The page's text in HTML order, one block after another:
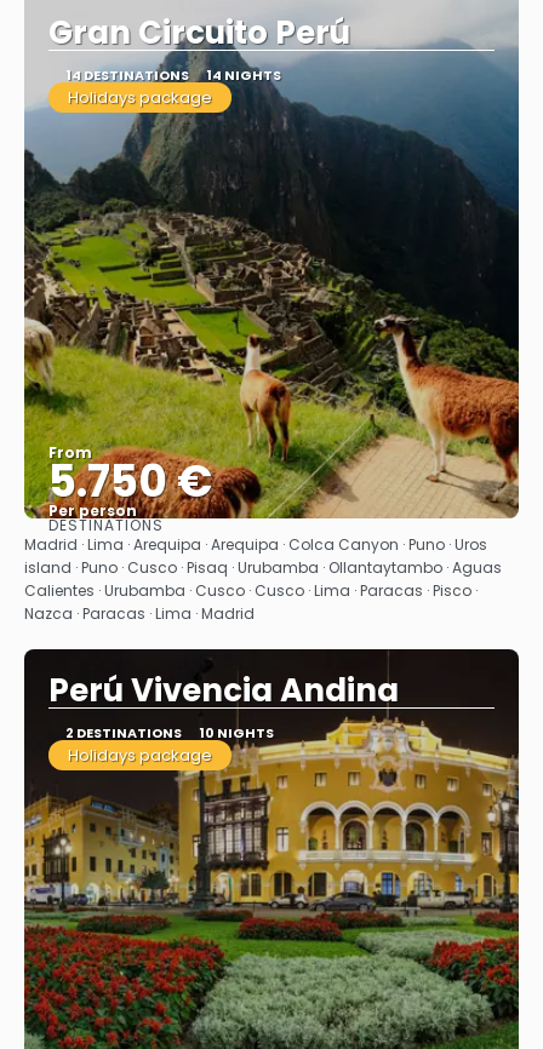
Gran Circuito Perú
14 DESTINATIONS 14 NIGHTS
Holidays package
From
5.750 €
Per person
See
DESTINATIONS
Madrid · Lima · Arequipa · Arequipa · Colca Canyon · Puno · Uros
island · Puno · Cusco · Pisaq · Urubamba · Ollantaytambo · Aguas
Calientes · Urubamba · Cusco · Cusco · Lima · Paracas · Pisco ·
Nazca · Paracas · Lima · Madrid
Perú Vivencia Andina
2 DESTINATIONS 10 NIGHTS
Holidays package